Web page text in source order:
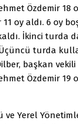
Özdemir 18
11 oy aldı. 6 oy
İkinci turda
turda
başkan
Özdemir 19
ve Yerel